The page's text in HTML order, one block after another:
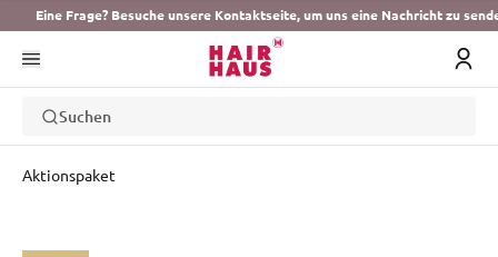
Eine Frage? Besuche unsere Kontaktseite, um uns eine Nachricht zu
Suchen
Aktionspaket